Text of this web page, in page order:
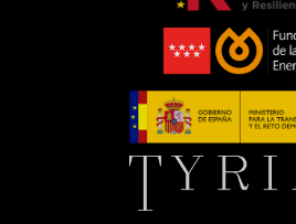
generar un impacto que
propio evento.Para C. de
participar en esta
renovar nuestro
aquellas acciones que
de las personas y apoyan
entidades que, como la